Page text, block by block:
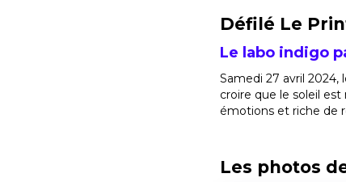
Défilé Le
Le labo indigo
Samedi 27 avril
croire que le soleil
émotions et riche de
Les photos